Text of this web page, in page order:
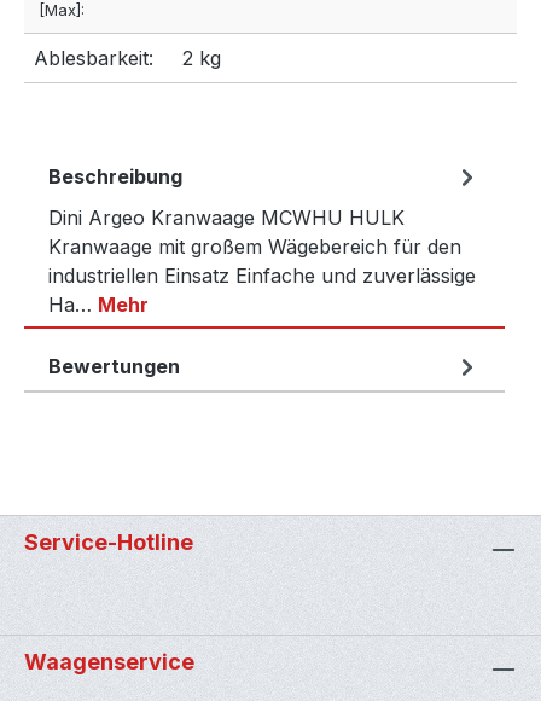
[Max]:
Ablesbarkeit: 2 kg
Beschreibung
Dini Argeo Kranwaage MCWHU HULK
Kranwaage mit großem Wägebereich für den
industriellen Einsatz Einfache und zuverlässige
Ha… Mehr
Bewertungen
Service-Hotline
Waagenservice